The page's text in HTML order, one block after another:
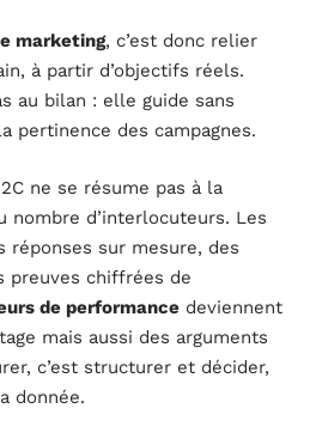
marketing, c’est donc relier
à partir d’objectifs réels.
au bilan : elle guide sans
pertinence des campagnes.
ne se résume pas à la
nombre d’interlocuteurs. Les
réponses sur mesure, des
preuves chiffrées de
de performance deviennent
mais aussi des arguments
c’est structurer et décider,
donnée.